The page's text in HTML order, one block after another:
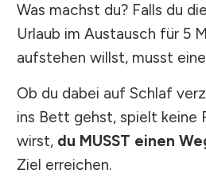
Was machst du? Falls du
Urlaub im Austausch für 5
aufstehen willst, musst
Ob du dabei auf Schlaf
ins Bett gehst, spielt keine
wirst, du MUSST einen
Ziel erreichen.